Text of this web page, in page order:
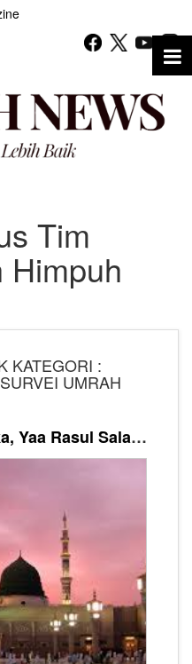
Tim
Himpuh
KATEGORI :
UMRAH
Yaa Nabi Salam Alaika, Yaa Rasul Salam Alaika, Madinah I’m Comming!